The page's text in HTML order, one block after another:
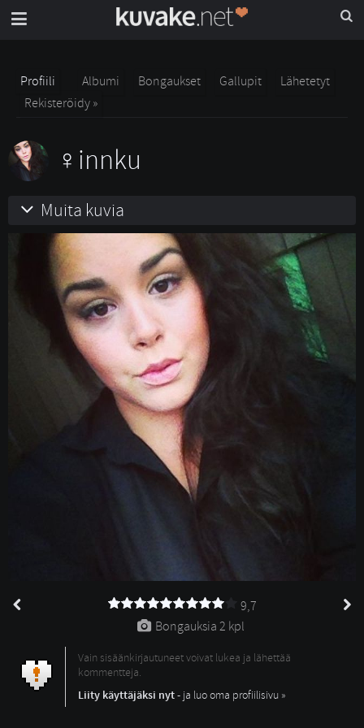
Profiili Albumi Bongaukset Gallupit
Lähetetyt
Rekisteröidy »
innku
Muita kuvia
9,7
Bongauksia 2 kpl
Vain sisäänkirjautuneet voivat lukea ja lähettää
kommentteja.
Liity käyttäjäksi nyt- ja luo oma profiilisivu »